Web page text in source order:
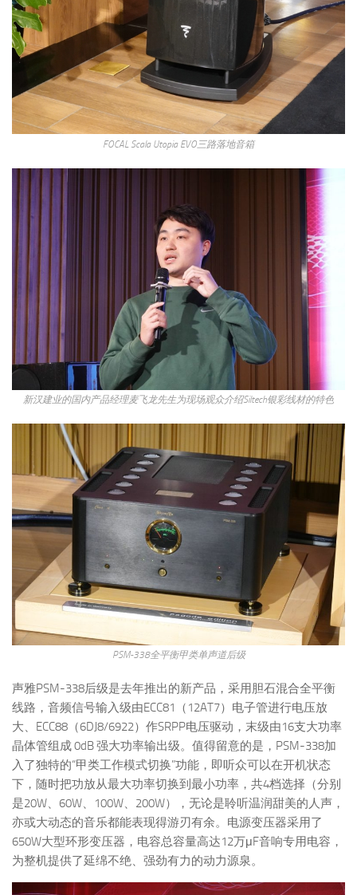
FOCAL Scala Utopia EVO三路落地音箱
新汉建业的国内产品经理麦飞龙先生为现场观众介绍Siltech银彩线材的特色
PSM-338全平衡甲类单声道后级
声雅PSM-338后级是去年推出的新产品，采用胆石混合全平衡
线路，音频信号输入级由ECC81（12AT7）电子管进行电压放
大、ECC88（6DJ8/6922）作SRPP电压驱动，末级由16支大功率
晶体管组成 0dB 强大功率输出级。值得留意的是，PSM-338加
入了独特的“甲类工作模式切换”功能，即听众可以在开机状态
下，随时把功放从最大功率切换到最小功率，共4档选择（分别
是20W、60W、100W、200W），无论是聆听温润甜美的人声，
亦或大动态的音乐都能表现得游刃有余。电源变压器采用了
650W大型环形变压器，电容总容量高达12万μF音响专用电容，
为整机提供了延绵不绝、强劲有力的动力源泉。